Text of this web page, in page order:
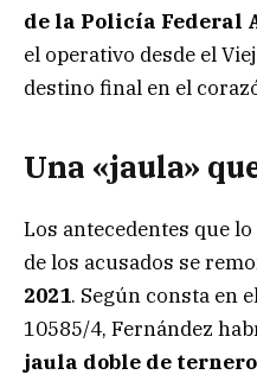
de la Policía Federal
el operativo desde el
destino final en el
Una «jaula»
Los antecedentes que
de los acusados se
2021. Según consta en
10585/4, Fernández
jaula doble de